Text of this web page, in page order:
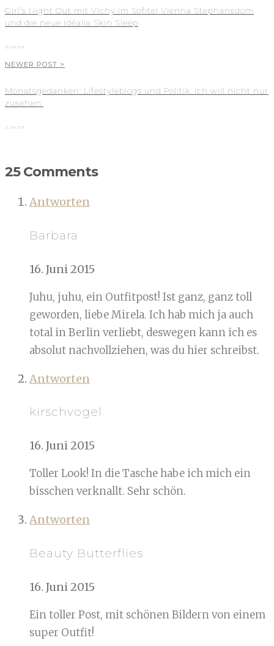
Girl’s Night Out mit Vichy im Sofitel Vienna Stephansdom
und die neue Idéalia Skin Sleep
25. Mai 2015
NEWER POST >
Monatsgedanken: Lifestyleblogs und Politik. Ich will nicht nur
zusehen.
21. Juni 2015
25 Comments
Antworten
Barbara
16. Juni 2015
Juhu, juhu, ein Outfitpost! Ist ganz, ganz toll
geworden, liebe Mirela. Ich hab mich ja auch
total in Berlin verliebt, deswegen kann ich es
absolut nachvollziehen, was du hier schreibst.
Antworten
kirschvogel
16. Juni 2015
Toller Look! In die Tasche habe ich mich ein
bisschen verknallt. Sehr schön.
Antworten
Beauty Butterflies
16. Juni 2015
Ein toller Post, mit schönen Bildern von einem
super Outfit!